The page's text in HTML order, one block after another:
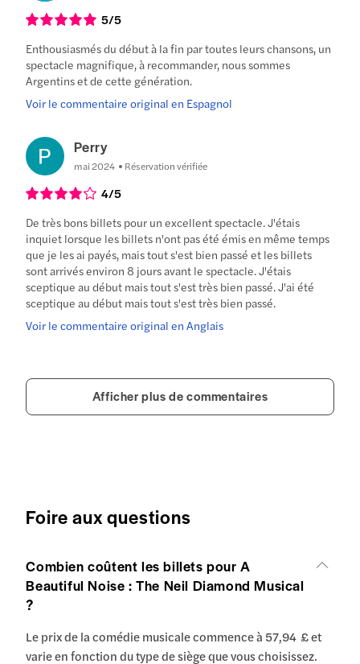
5/5
Enthousiasmés du début à la fin par toutes leurs chansons, un
spectacle magnifique, à recommander, nous sommes
Argentins et de cette génération.
Voir le commentaire original en Espagnol
Perry
mai 2024 Réservation vérifiée
4/5
De très bons billets pour un excellent spectacle. J'étais
inquiet lorsque les billets n'ont pas été émis en même temps
que je les ai payés, mais tout s'est bien passé et les billets
sont arrivés environ 8 jours avant le spectacle. J'étais
sceptique au début mais tout s'est très bien passé. J'ai été
sceptique au début mais tout s'est très bien passé.
Voir le commentaire original en Anglais
Afficher plus de commentaires
Foire aux questions
Combien coûtent les billets pour A
Beautiful Noise : The Neil Diamond Musical
?
Le prix de la comédie musicale commence à 57,94 £ et
varie en fonction du type de siège que vous choisissez.